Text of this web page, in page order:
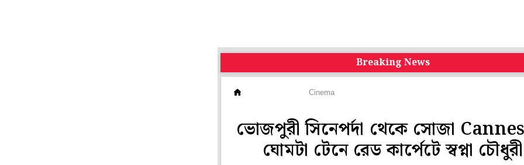
Breaking News
Cinema
ভোজপুরী সিনেপর্দা থেকে সোজা
ঘোমটা টেনে রেড কার্পেটে স্বপ্না চৌধুরী